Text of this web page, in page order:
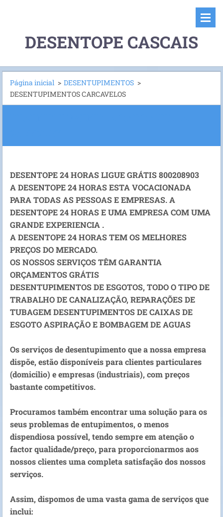
DESENTOPE CASCAIS
Página inicial > DESENTUPIMENTOS >
DESENTUPIMENTOS CARCAVELOS
DESENTOPE 24 HORAS LIGUE GRÁTIS 800208903
A DESENTOPE 24 HORAS ESTA VOCACIONADA
PARA TODAS AS PESSOAS E EMPRESAS. A
DESENTOPE 24 HORAS E UMA EMPRESA COM UMA
GRANDE EXPERIENCIA .
A DESENTOPE 24 HORAS TEM OS MELHORES
PREÇOS DO MERCADO.
OS NOSSOS SERVIÇOS TÊM GARANTIA
ORÇAMENTOS GRÁTIS
DESENTUPIMENTOS DE ESGOTOS, TODO O TIPO DE
TRABALHO DE CANALIZAÇÃO, REPARAÇÕES DE
TUBAGEM DESENTUPIMENTOS DE CAIXAS DE
ESGOTO ASPIRAÇÃO E BOMBAGEM DE AGUAS
Os serviços de desentupimento que a nossa empresa
dispõe, estão disponíveis para clientes particulares
(domicilio) e empresas (industriais), com preços
bastante competitivos.
Procuramos também encontrar uma solução para os
seus problemas de entupimentos, o menos
dispendiosa possível, tendo sempre em atenção o
factor qualidade/preço, para proporcionarmos aos
nossos clientes uma completa satisfação dos nossos
serviços.
Assim, dispomos de uma vasta gama de serviços que
inclui: